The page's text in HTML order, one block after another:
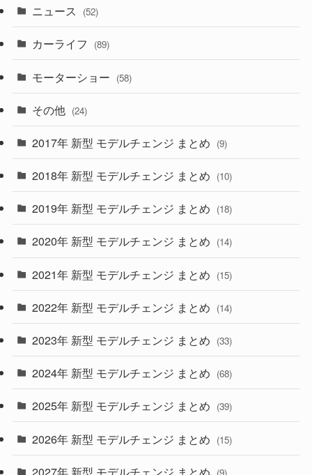
(43)
(6)
(9)
(4)
(30)
(27)
(28)
(27)
(26)
(33)
(10)
(35)
(10)
(9)
(22)
(4)
(9)
(4)
ニュース (52)
カーライフ (89)
モーターショー (58)
その他 (24)
2017年 新型 モデルチェンジ まとめ (9)
2018年 新型 モデルチェンジ まとめ (10)
2019年 新型 モデルチェンジ まとめ (18)
2020年 新型 モデルチェンジ まとめ (14)
2021年 新型 モデルチェンジ まとめ (15)
2022年 新型 モデルチェンジ まとめ (14)
2023年 新型 モデルチェンジ まとめ (33)
2024年 新型 モデルチェンジ まとめ (68)
2025年 新型 モデルチェンジ まとめ (39)
2026年 新型 モデルチェンジ まとめ (15)
2027年 新型 モデルチェンジ まとめ